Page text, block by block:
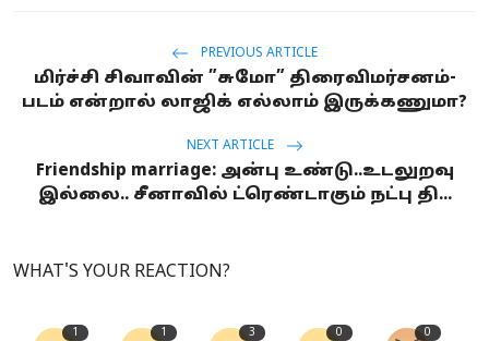
PREVIOUS ARTICLE
மிர்ச்சி சிவாவின் ”சுமோ” திரைவிமர்சனம்-
படம் என்றால் லாஜிக் எல்லாம் இருக்கணுமா?
NEXT ARTICLE
Friendship marriage: அன்பு உண்டு..உடலுறவு
இல்லை.. சீனாவில் ட்ரெண்டாகும் நட்பு தி...
WHAT'S YOUR REACTION?
1 1 3 0 0